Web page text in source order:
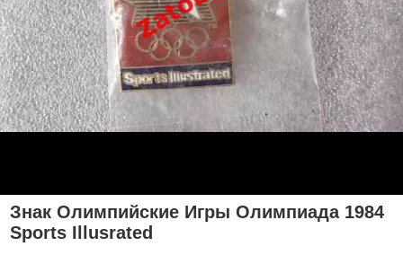
Знак Олимпийские Игры Олимпиада 1984
Sports Illusrated